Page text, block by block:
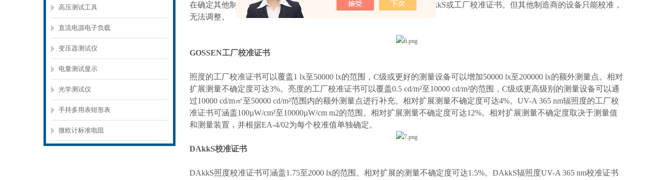
高压测试工具
直流电源电子负载
变压器测试仪
电量测试显示
光学测试仪
手持多用表钳形表
微欧计标准电阻
在确定其他制造商的设备能够进行校准后，我们很乐意为他们颁发 DAkkS或工厂校准证书。但其他制造商的设备只能校准，
无法调整。
GOSSEN工厂校准证书
照度的工厂校准证书可以覆盖1 lx至50000 lx的范围， C级或更好的测量设备可以增加50000 lx至200000 lx的额外测量点。相对
扩展测量不确定度可达3%。亮度的工厂校准证书可以覆盖0.5 cd/m²至10000 cd/m²的范围， C级或更高级别的测量设备可以通
过10000 cd/m㎡至50000 cd/m²范围内的额外测量点进行补充。相对扩展测量不确定度可达4%。 UV-A 365 nm辐照度的工厂校
准证书可涵盖100µW/cm²至10000µW/cm m2的范围。相对扩展测量不确定度可达12%。相对扩展测量不确定度取决于测量值
和测量装置，并根据EA-4/02为每个校准值单独确定。
DAkkS校准证书
DAkkS照度校准证书可涵盖1.75至2000 lx的范围。相对扩展的测量不确定度可达1.5%。 DAkkS辐照度UV-A 365 nm校准证书